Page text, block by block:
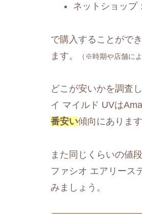
ネットショップ
で購入することがで
ます。
（※時期や店舗に
どこが安いかを調査
イ マイルド UVは
番安い傾向にあります
また同じくらいの値
ファシオ エアリース
みましょう。